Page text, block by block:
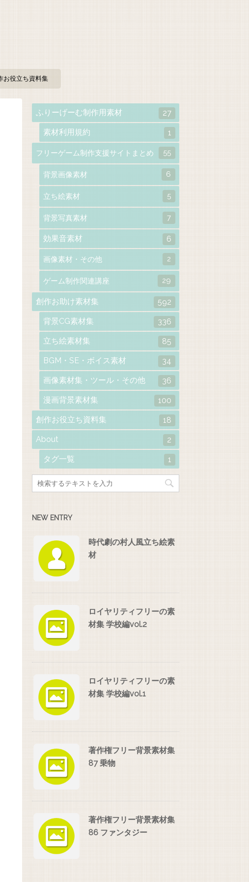
お役立ち資料集
ふりーげーむ制作用素材 27
素材利用規約 1
フリーゲーム制作支援サイトまとめ 55
背景画像素材 6
立ち絵素材 5
背景写真素材 7
効果音素材 6
画像素材・その他 2
ゲーム制作関連講座 29
創作お助け素材集 592
背景CG素材集 336
立ち絵素材集 85
BGM・SE・ボイス素材 34
画像素材集・ツール・その他 36
漫画背景素材集 100
創作お役立ち資料集 18
About 2
タグ一覧 1
NEW ENTRY
時代劇の村人風立ち絵素
材
ロイヤリティフリーの素
材集 学校編vol.2
ロイヤリティフリーの素
材集 学校編vol.1
著作権フリー背景素材集
87 乗物
著作権フリー背景素材集
86 ファンタジー